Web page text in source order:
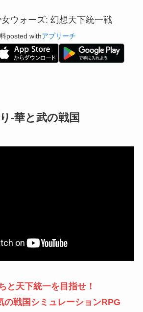
女ウォーズ: 幻想天下統一戦
posted withアプリーチ
-華と武の戦国
と天下統一を目指せ！
の戦国シミュレーションRPG